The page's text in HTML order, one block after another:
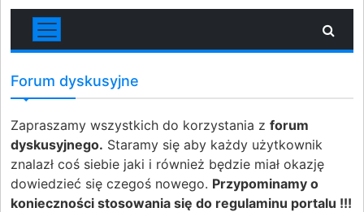
Forum dyskusyjne
Zapraszamy wszystkich do korzystania z forum
dyskusyjnego. Staramy się aby każdy użytkownik
znalazł coś siebie jaki i również będzie miał okazję
dowiedzieć się czegoś nowego. Przypominamy o
konieczności stosowania się do regulaminu portalu !!!